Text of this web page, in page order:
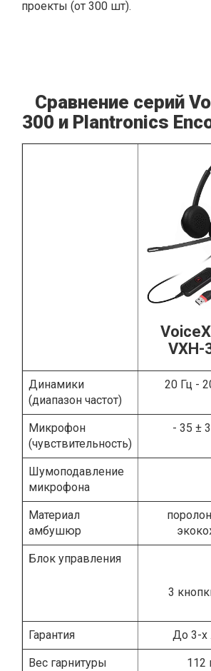
проекты (от 300 шт).
Сравнение серий
300 и Plantronics
VXH-
Динамики
(диапазон частот)
20 Гц -
Микрофон
(чувствительность)
- 35 ±
Шумоподавление
микрофона
Материал
амбушюр
Блок управления
3
Гарантия До 3-х
Вес гарнитуры 112